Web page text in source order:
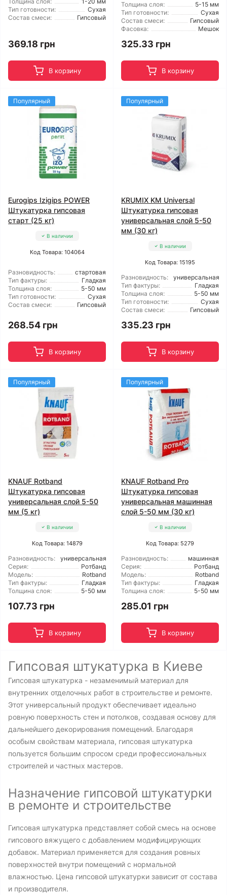
Тип готовности:
Сухая
Состав смеси:
Гипсовый
369.18 грн
В корзину
Толщина слоя:
5-15 мм
Тип готовности:
Сухая
Состав смеси:
Гипсовый
Фасовка:
Мешок
325.33 грн
В корзину
Популярный
Eurogips Izigips POWER
Штукатурка гипсовая
старт (25 кг)
В наличии
Код Товара: 104064
Разновидность:
стартовая
Тип фактуры:
Гладкая
Толщина слоя:
5-50 мм
Тип готовности:
Сухая
Состав смеси:
Гипсовый
268.54 грн
В корзину
Популярный
KRUMIX KM Universal
Штукатурка гипсовая
универсальная слой 5-50
мм (30 кг)
В наличии
Код Товара: 15195
Разновидность:
универсальная
Тип фактуры:
Гладкая
Толщина слоя:
5-50 мм
Тип готовности:
Сухая
Состав смеси:
Гипсовый
335.23 грн
В корзину
Популярный
KNAUF Rotband
Штукатурка гипсовая
универсальная слой 5-50
мм (5 кг)
В наличии
Код Товара: 14879
Разновидность:
универсальная
Серия:
Ротбанд
Модель:
Rotband
Тип фактуры:
Гладкая
Толщина слоя:
5-50 мм
107.73 грн
В корзину
Популярный
KNAUF Rotband Pro
Штукатурка гипсовая
универсальная машинная
слой 5-50 мм (30 кг)
В наличии
Код Товара: 5279
Разновидность:
машинная
Серия:
Ротбанд
Модель:
Rotband
Тип фактуры:
Гладкая
Толщина слоя:
5-50 мм
285.01 грн
В корзину
Гипсовая штукатурка в Киеве
Гипсовая штукатурка - незаменимый материал для
внутренних отделочных работ в строительстве и ремонте.
Этот универсальный продукт обеспечивает идеально
ровную поверхность стен и потолков, создавая основу для
дальнейшего декорирования помещений. Благодаря
особым свойствам материала, гипсовая штукатурка
пользуется большим спросом среди профессиональных
строителей и частных мастеров.
Назначение гипсовой штукатурки
в ремонте и строительстве
Гипсовая штукатурка представляет собой смесь на основе
гипсового вяжущего с добавлением модифицирующих
добавок. Материал применяется для создания ровных
поверхностей внутри помещений с нормальной
влажностью. Цена гипсовой штукатурки зависит от состава
и производителя.